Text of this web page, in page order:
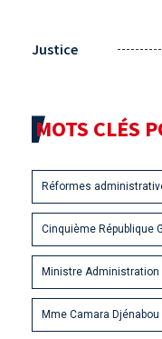
Justice
MOTS CLÉS
Réformes
Cinquième République
Ministre
Mme Camara Djénabou